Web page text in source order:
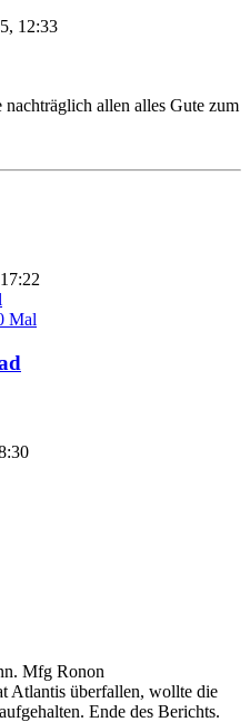
12:33
allen alles Gute zum
Mal
Mfg Ronon
Atlantis überfallen, wollte die
Ende des Berichts.